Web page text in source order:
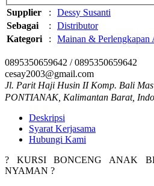
Supplier :
Dessy Susanti
Sebagai
:
Distributor
Kategori
: Mainan & Perlengkapan
0895350659642 / 0895350659642
cesay2003@gmail.com
Jl. Parit Haji Husin II Komp. Bali
PONTIANAK, Kalimantan Barat,
Deskripsi
Syarat Kerjasama
Hubungi Kami
? KURSI BONCENG ANAK
NYAMAN ?